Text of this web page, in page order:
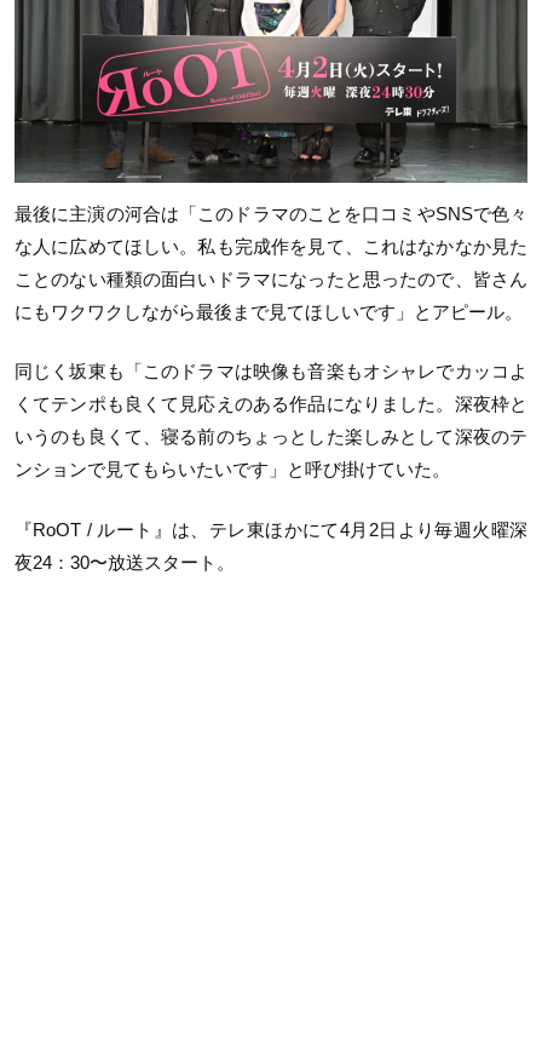
最後に主演の河合は「このドラマのことを口コミやSNSで色々
な人に広めてほしい。私も完成作を見て、これはなかなか見た
ことのない種類の面白いドラマになったと思ったので、皆さん
にもワクワクしながら最後まで見てほしいです」とアピール。
同じく坂東も「このドラマは映像も音楽もオシャレでカッコよ
くてテンポも良くて見応えのある作品になりました。深夜枠と
いうのも良くて、寝る前のちょっとした楽しみとして深夜のテ
ンションで見てもらいたいです」と呼び掛けていた。
『RoOT / ルート』は、テレ東ほかにて4月 2日より毎週火曜深
夜24 ： 30〜放送スタート。